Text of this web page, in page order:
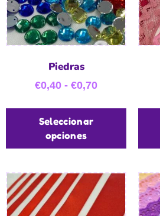
Piedras
€0,40 - €0,70
Seleccionar
opciones